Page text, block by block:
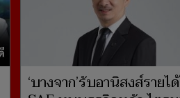
‘บางจาก’รับอานิสงส์รายได้